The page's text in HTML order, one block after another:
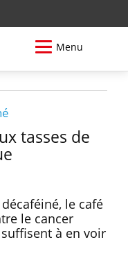
Menu
tasses de
le café
le cancer
à en voir